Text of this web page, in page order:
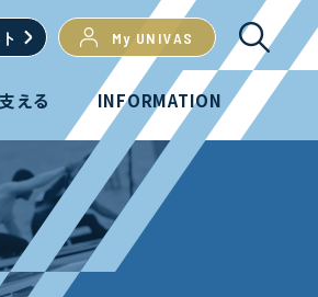
My UNIVAS
える INFORMATION